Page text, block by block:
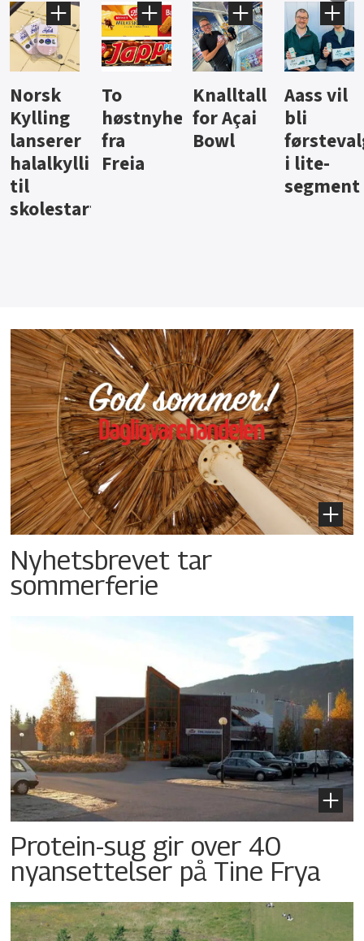
Knalltall
for Açai
Bowl
Aass vil
bli
førstevalg
i lite-
Brus og
jus fra
Berentsen
Hard
iste fra
Hansa
Nyhetsbrevet tar
sommerferie
Protein-sug gir over 40
nyansettelser på Tine Frya